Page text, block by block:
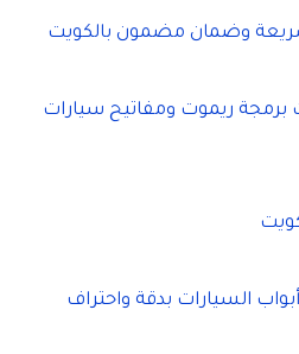
وضمان مضمون بالكويت
برمجة ريموت ومفاتيح سيارات
السيارات بدقة واحتراف